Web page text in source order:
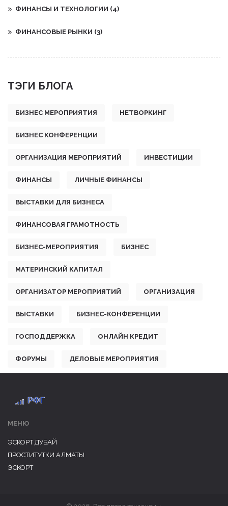
ФИНАНСЫ И ТЕХНОЛОГИИ (4)
ФИНАНСОВЫЕ РЫНКИ (3)
ТЭГИ БЛОГА
БИЗНЕС МЕРОПРИЯТИЯ НЕТВОРКИНГ
БИЗНЕС КОНФЕРЕНЦИИ
ОРГАНИЗАЦИЯ МЕРОПРИЯТИЙ ИНВЕСТИЦИИ
ФИНАНСЫ ЛИЧНЫЕ ФИНАНСЫ
ВЫСТАВКИ ДЛЯ БИЗНЕСА
ФИНАНСОВАЯ ГРАМОТНОСТЬ
БИЗНЕС-МЕРОПРИЯТИЯ БИЗНЕС
МАТЕРИНСКИЙ КАПИТАЛ
ОРГАНИЗАТОР МЕРОПРИЯТИЙ ОРГАНИЗАЦИЯ
ВЫСТАВКИ БИЗНЕС-КОНФЕРЕНЦИИ
ГОСПОДДЕРЖКА ОНЛАЙН КРЕДИТ
ФОРУМЫ ДЕЛОВЫЕ МЕРОПРИЯТИЯ
МЕНЮ
ЭСКОРТ ДУБАЙ
ПРОСТИТУТКИ АЛМАТЫ
ЭСКОРТ